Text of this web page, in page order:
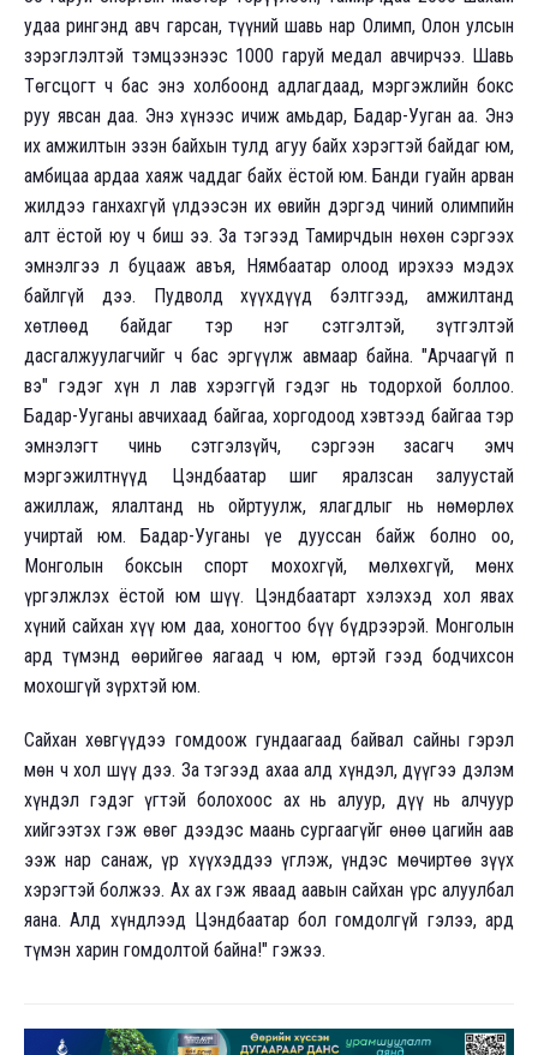
удаа рингэнд авч гарсан, түүний шавь нар Олимп, Олон улсын
зэрэглэлтэй тэмцээнээс 1000 гаруй медал авчирчээ. Шавь
Төгсцогт ч бас энэ холбоонд адлагдаад, мэргэжлийн бокс
руу явсан даа. Энэ хүнээс ичиж амьдар, Бадар-Ууган аа. Энэ
их амжилтын эзэн байхын тулд агуу байх хэрэгтэй байдаг юм,
амбицаа ардаа хаяж чаддаг байх ёстой юм. Банди гуайн арван
жилдээ ганхахгүй үлдээсэн их өвийн дэргэд чиний олимпийн
алт ёстой юу ч биш ээ. За тэгээд Тамирчдын нөхөн сэргээх
эмнэлгээ л буцааж авъя, Нямбаатар олоод ирэхээ мэдэх
байлгүй дээ. Пудволд хүүхдүүд бэлтгээд, амжилтанд
хөтлөөд байдаг тэр нэг сэтгэлтэй, зүтгэлтэй
дасгалжуулагчийг ч бас эргүүлж авмаар байна. "Арчаагүй п
вэ" гэдэг хүн л лав хэрэггүй гэдэг нь тодорхой боллоо.
Бадар-Ууганы авчихаад байгаа, хоргодоод хэвтээд байгаа тэр
эмнэлэгт чинь сэтгэлзүйч, сэргээн засагч эмч
мэргэжилтнүүд Цэндбаатар шиг яралзсан залуустай
ажиллаж, ялалтанд нь ойртуулж, ялагдлыг нь нөмөрлөх
учиртай юм. Бадар-Ууганы үе дууссан байж болно оо,
Монголын боксын спорт мохохгүй, мөлхөхгүй, мөнх
үргэлжлэх ёстой юм шүү. Цэндбаатарт хэлэхэд хол явах
хүний сайхан хүү юм даа, хоногтоо бүү бүдрээрэй. Монголын
ард түмэнд өөрийгөө яагаад ч юм, өртэй гээд бодчихсон
мохошгүй зүрхтэй юм.
Сайхан хөвгүүдээ гомдоож гундаагаад байвал сайны гэрэл
мөн ч хол шүү дээ. За тэгээд ахаа алд хүндэл, дүүгээ дэлэм
хүндэл гэдэг үгтэй болохоос ах нь алуур, дүү нь алчуур
хийгээтэх гэж өвөг дээдэс маань сургаагүйг өнөө цагийн аав
ээж нар санаж, үр хүүхэддээ үглэж, үндэс мөчиртөө зүүх
хэрэгтэй болжээ. Ах ах гэж яваад аавын сайхан үрс алуулбал
яана. Алд хүндлээд Цэндбаатар бол гомдолгүй гэлээ, ард
түмэн харин гомдолтой байна!" гэжээ.